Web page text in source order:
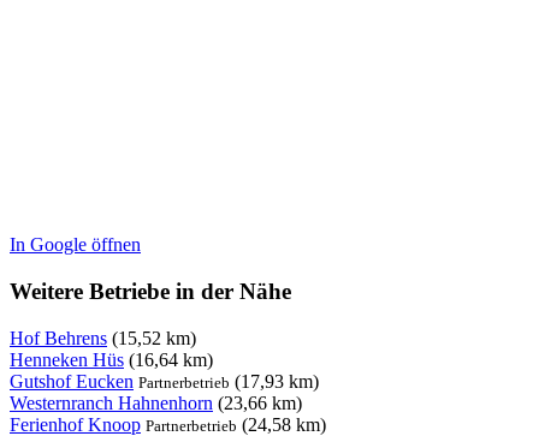
In Google öffnen
Weitere Betriebe in der Nähe
Hof Behrens (15,52 km)
Henneken Hüs (16,64 km)
Gutshof Eucken Partnerbetrieb (17,93 km)
Westernranch Hahnenhorn (23,66 km)
Ferienhof Knoop Partnerbetrieb (24,58 km)